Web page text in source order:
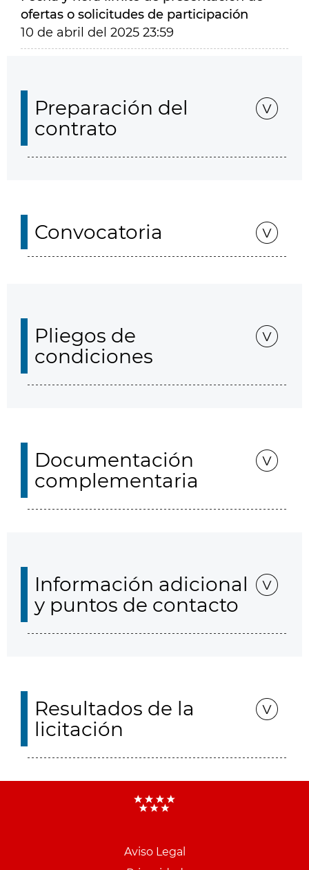
ofertas o solicitudes de participación
10 de abril del 2025 23:59
Preparación del
contrato
Convocatoria
Pliegos de
condiciones
Documentación
complementaria
Información adicional
y puntos de contacto
Resultados de la
licitación
Aviso Legal